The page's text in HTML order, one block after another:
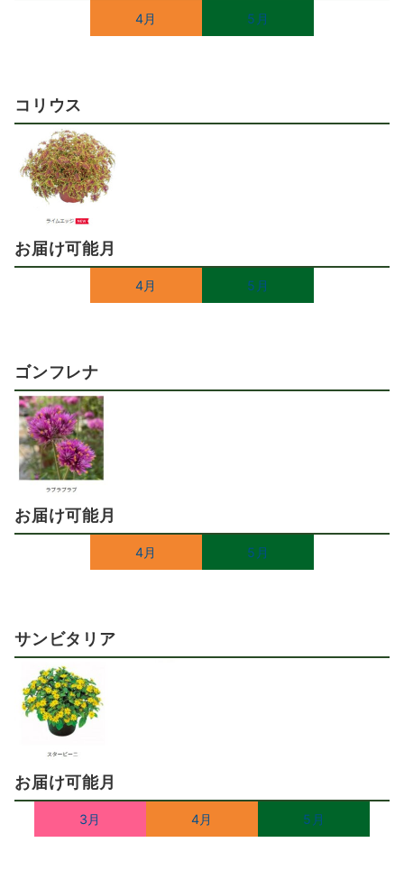
4月 5月
コリウス
お届け可能月
4月 5月
ゴンフレナ
お届け可能月
4月 5月
サンビタリア
お届け可能月
3月 4月 5月